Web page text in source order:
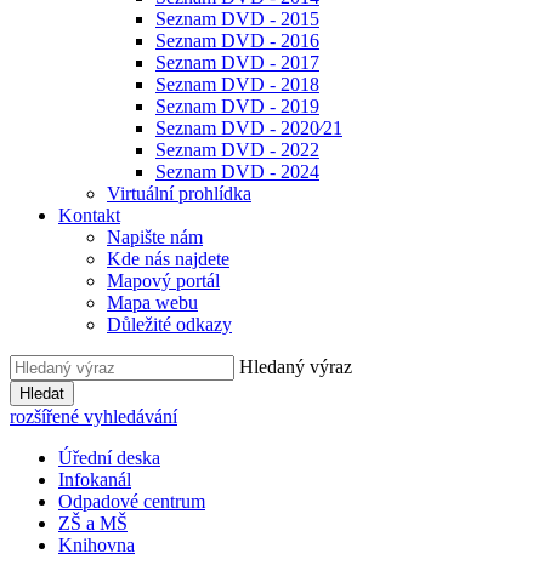
Seznam DVD - 2015
Seznam DVD - 2016
Seznam DVD - 2017
Seznam DVD - 2018
Seznam DVD - 2019
Seznam DVD - 2020⁄21
Seznam DVD - 2022
Seznam DVD - 2024
Virtuální prohlídka
Kontakt
Napište nám
Kde nás najdete
Mapový portál
Mapa webu
Důležité odkazy
Hledaný výraz
Hledat
rozšířené vyhledávání
Úřední deska
Infokanál
Odpadové centrum
ZŠ a MŠ
Knihovna